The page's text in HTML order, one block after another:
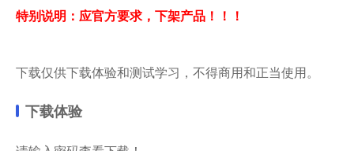
特别说明：应官方要求，下架产品！！！
下载仅供下载体验和测试学习，不得商用和正当使用。
下载体验